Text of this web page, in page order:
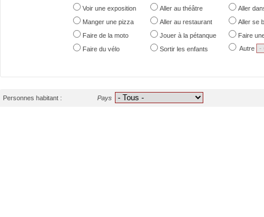
Voir une exposition Aller au théâtre
Aller
Manger une pizza
Aller au restaurant
Aller se
Faire de la moto
Jouer à la pétanque
Faire
Faire du vélo
Sortir les enfants Autre
Personnes habitant : Pays